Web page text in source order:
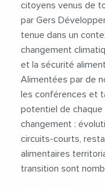
citoyens venus de
par Gers
tenue dans un
changement
et la sécurité
Alimentées par de
les conférences et
potentiel de
changement :
circuits-courts,
alimentaires
transition sont